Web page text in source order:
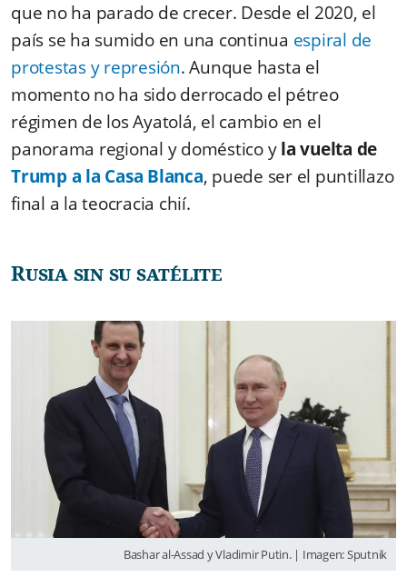
que no ha parado de crecer. Desde el 2020, el
país se ha sumido en una continua espiral de
protestas y represión. Aunque hasta el
momento no ha sido derrocado el pétreo
régimen de los Ayatolá, el cambio en el
panorama regional y doméstico yla vuelta de
Trump a la Casa Blanca, puede ser el puntillazo
final a la teocracia chií.
Rusia sin su satélite
Bashar al-Assad y Vladimir Putin. | Imagen: Sputnik